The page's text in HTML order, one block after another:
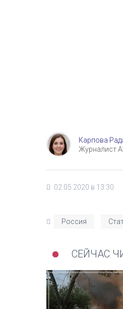
Карпова
Журналист
02.05.2020 в 13:30
Россия
СЕЙЧАС